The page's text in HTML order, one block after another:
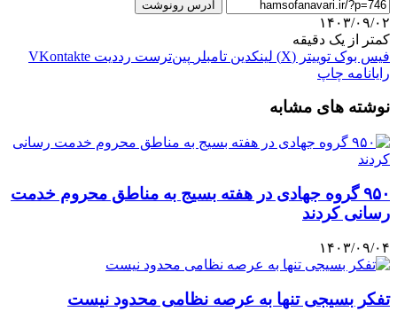
آدرس رونوشت
۱۴۰۳/۰۹/۰۲
کمتر از یک دقیقه
فیس بوک توییتر (X) لینکدین ‫تامبلر ‫پین‌ترست ‫رددیت ‫VKontakte
رایانامه چاپ
نوشته های مشابه
۹۵۰ گروه جهادی در هفته بسیج به مناطق محروم خدمت
رسانی کردند
۱۴۰۳/۰۹/۰۴
تفکر بسیجی تنها به عرصه نظامی محدود نیست